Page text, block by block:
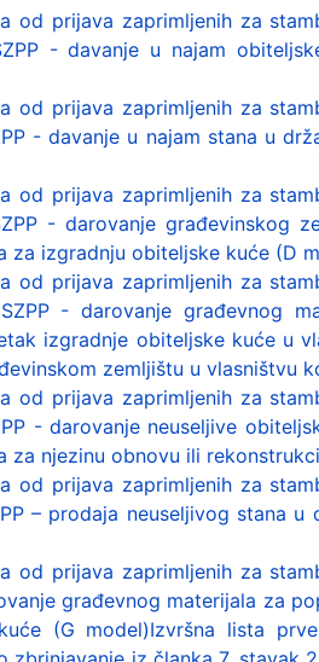
od prijava zaprimljenih za
- davanje u najam
od prijava zaprimljenih za
- davanje u najam stana u
od prijava zaprimljenih za
- darovanje građevinskog
za izgradnju obiteljske kuće (D
od prijava zaprimljenih za
- darovanje građevnog
izgradnje obiteljske kuće u
zemljištu u vlasništvu
od prijava zaprimljenih za
- darovanje neuseljive
za njezinu obnovu ili
od prijava zaprimljenih za
– prodaja neuseljivog stana u
od prijava zaprimljenih za
građevnog materijala za
(G model)Izvršna lista